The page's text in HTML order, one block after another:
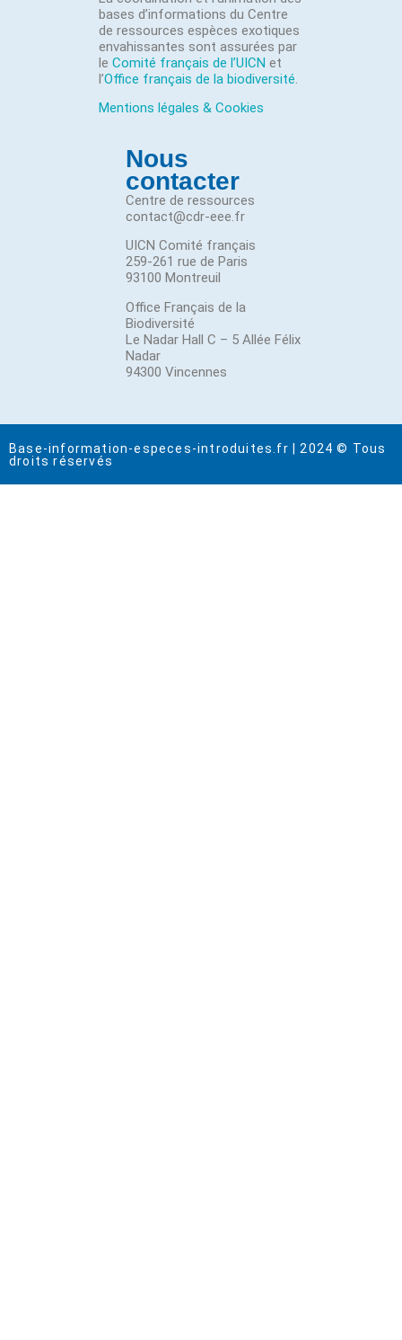
bases d’informations du Centre
de ressources espèces exotiques
envahissantes sont assurées par
le Comité français de l’UICN et
l’Office français de la biodiversité.
Mentions légales & Cookies
Nous
contacter
Centre de ressources
contact@cdr-eee.fr
UICN Comité français
259-261 rue de Paris
93100 Montreuil
Office Français de la
Biodiversité
Le Nadar Hall C – 5 Allée Félix
Nadar
94300 Vincennes
Base-information-especes-introduites.fr | 2024 © Tous
droits réservés